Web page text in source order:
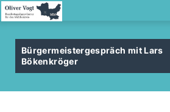
Bürgermeistergespräch mit Lars
Bökenkröger